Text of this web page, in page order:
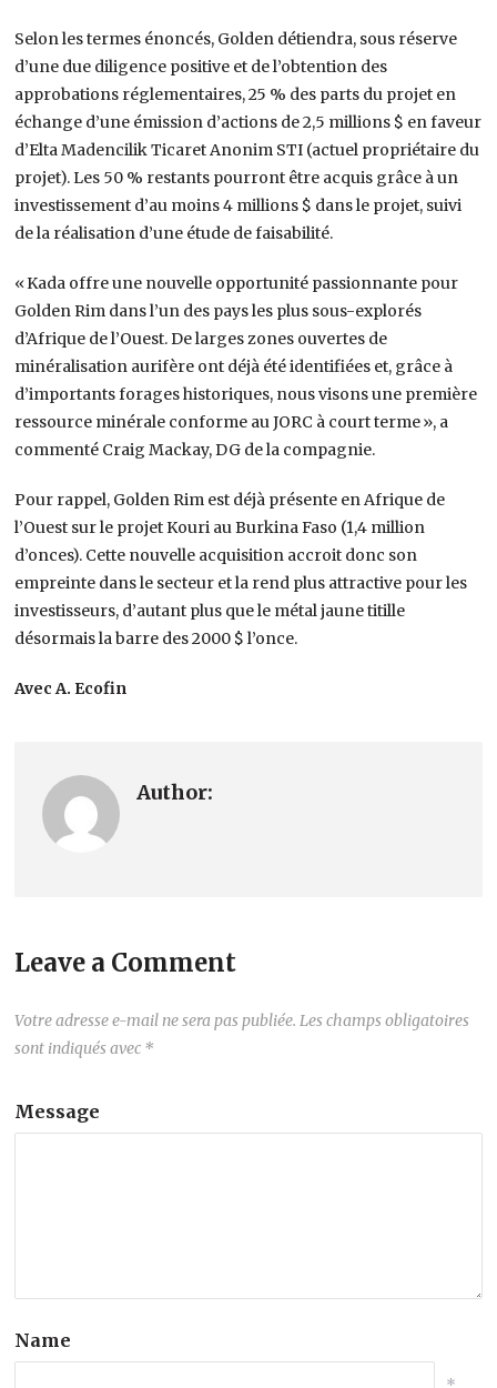
Selon les termes énoncés, Golden détiendra, sous réserve
d’une due diligence positive et de l’obtention des
approbations réglementaires, 25 % des parts du projet en
échange d’une émission d’actions de 2,5 millions $ en faveur
d’Elta Madencilik Ticaret Anonim STI (actuel propriétaire du
projet). Les 50 % restants pourront être acquis grâce à un
investissement d’au moins 4 millions $ dans le projet, suivi
de la réalisation d’une étude de faisabilité.
« Kada offre une nouvelle opportunité passionnante pour
Golden Rim dans l’un des pays les plus sous-explorés
d’Afrique de l’Ouest. De larges zones ouvertes de
minéralisation aurifère ont déjà été identifiées et, grâce à
d’importants forages historiques, nous visons une première
ressource minérale conforme au JORC à court terme », a
commenté Craig Mackay, DG de la compagnie.
Pour rappel, Golden Rim est déjà présente en Afrique de
l’Ouest sur le projet Kouri au Burkina Faso (1,4 million
d’onces). Cette nouvelle acquisition accroit donc son
empreinte dans le secteur et la rend plus attractive pour les
investisseurs, d’autant plus que le métal jaune titille
désormais la barre des 2000 $ l’once.
Avec A. Ecofin
Author:
Leave a Comment
Votre adresse e-mail ne sera pas publiée. Les champs obligatoires
sont indiqués avec *
Message
Name